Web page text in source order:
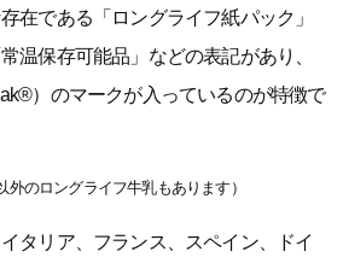
在である「ロングライフ紙パック」
温保存可能品」などの表記があり、
）のマークが入っているのが特徴で
外のロングライフ牛乳もあります）
タリア、フランス、スペイン、ドイ